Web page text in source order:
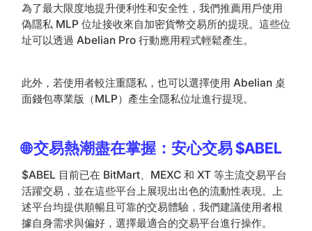
為了最大限度地提升便利性和安全性，我們推薦用戶使用
偽隱私 MLP 位址接收來自加密貨幣交易所的提現。這些位
址可以透過 Abelian Pro 行動應用程式輕鬆產生。
此外，若使用者較注重隱私，也可以選擇使用 Abelian 桌
面錢包專業版（MLP）產生全隱私位址進行提現。
🌐 交易熱潮盡在掌握：安心交易 $ABEL
$ABEL 目前已在 BitMart、MEXC 和 XT 等主流交易平台
活躍交易，並在這些平台上展現出出色的流動性表現。上
述平台均提供順暢且可靠的交易體驗，我們建議使用者根
據自身需求與偏好，選擇最適合的交易平台進行操作。